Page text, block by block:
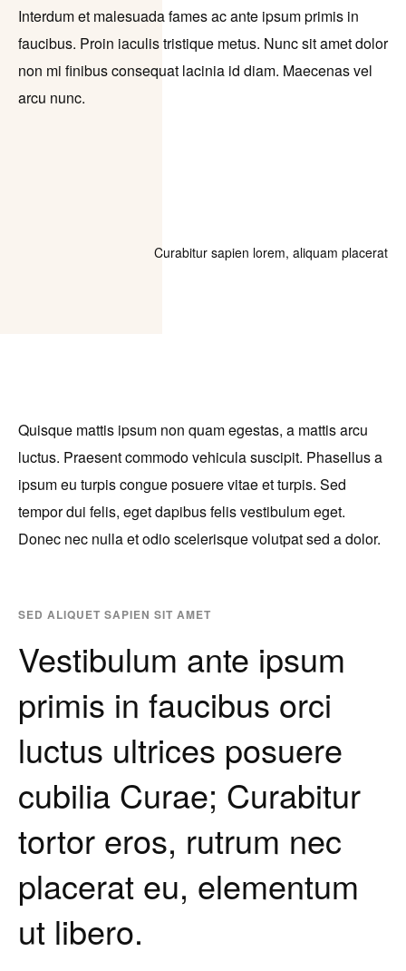
Interdum et malesuada fames ac ante ipsum primis in
faucibus. Proin iaculis tristique metus. Nunc sit amet dolor
non mi finibus consequat lacinia id diam. Maecenas vel
arcu nunc.
Curabitur sapien lorem, aliquam placerat
Quisque mattis ipsum non quam egestas, a mattis arcu
luctus. Praesent commodo vehicula suscipit. Phasellus a
ipsum eu turpis congue posuere vitae et turpis. Sed
tempor dui felis, eget dapibus felis vestibulum eget.
Donec nec nulla et odio scelerisque volutpat sed a dolor.
SED ALIQUET SAPIEN SIT AMET
Vestibulum ante ipsum
primis in faucibus orci
luctus ultrices posuere
cubilia Curae; Curabitur
tortor eros, rutrum nec
placerat eu, elementum
ut libero.